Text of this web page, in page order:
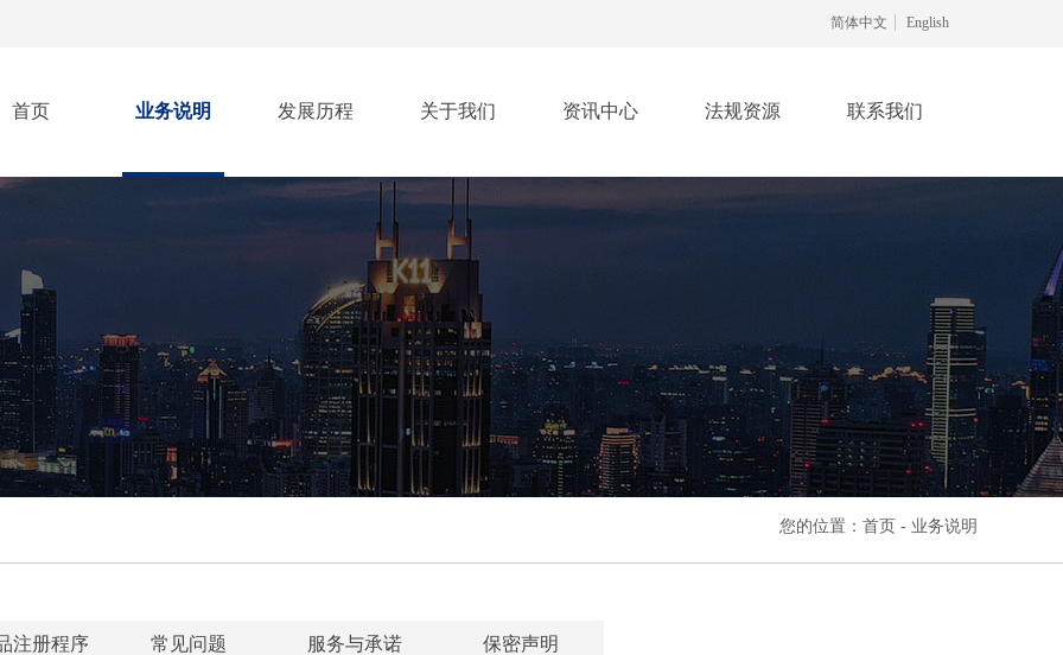
简体中文 English
首页 业务说明 发展历程 关于我们 资讯中心 法规资源 联系我们
您的位置：首页 - 业务说明
注册程序 常见问题 服务与承诺 保密声明